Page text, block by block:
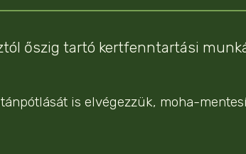
őszig tartó kertfenntartási
is elvégezzük, moha-